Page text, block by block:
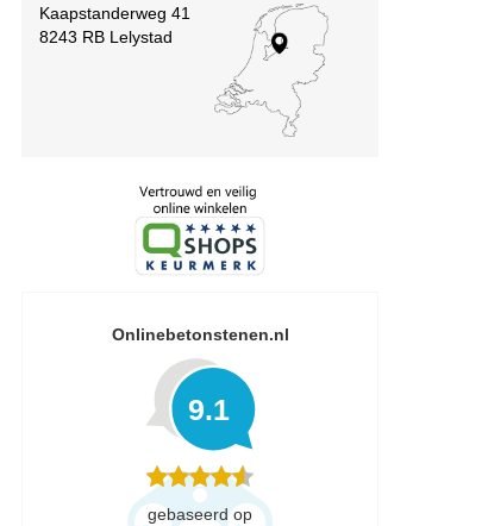
Kaapstanderweg 41
8243 RB Lelystad
Onlinebetonstenen.nl
9.1
gebaseerd op